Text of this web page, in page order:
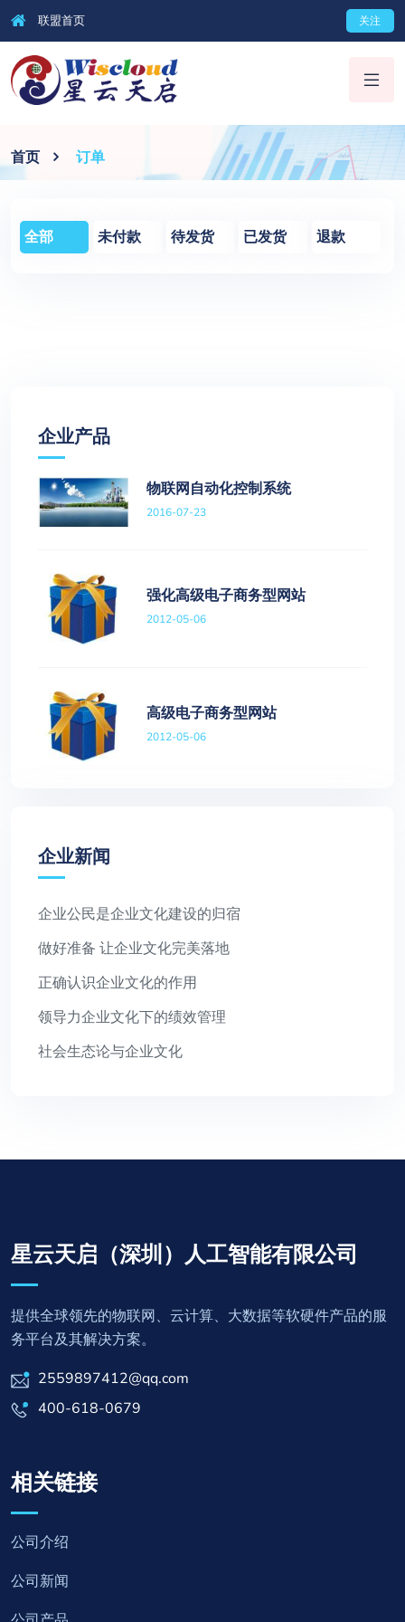
关注
联盟首页
首页 订单
全部 未付款 待发货 已发货 退款
企业产品
物联网自动化控制系统
2016-07-23
强化高级电子商务型网站
2012-05-06
高级电子商务型网站
2012-05-06
企业新闻
企业公民是企业文化建设的归宿
做好准备 让企业文化完美落地
正确认识企业文化的作用
领导力企业文化下的绩效管理
社会生态论与企业文化
星云天启（深圳）人工智能有限公司
提供全球领先的物联网、云计算、大数据等软硬件产品的服
务平台及其解决方案。
2559897412@qq.com
400-618-0679
相关链接
公司介绍
公司新闻